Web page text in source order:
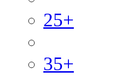
25+
35+